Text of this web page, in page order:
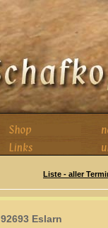
Liste - aller
92693 Eslarn